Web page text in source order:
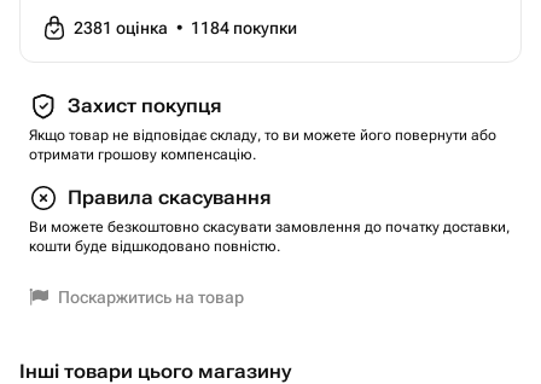
2381 оцінка • 1184 покупки
Захист покупця
Якщо товар не відповідає складу, то ви можете його повернути або
отримати грошову компенсацію.
Правила скасування
Ви можете безкоштовно скасувати замовлення до початку доставки,
кошти буде відшкодовано повністю.
Поскаржитись на товар
Інші товари цього магазину